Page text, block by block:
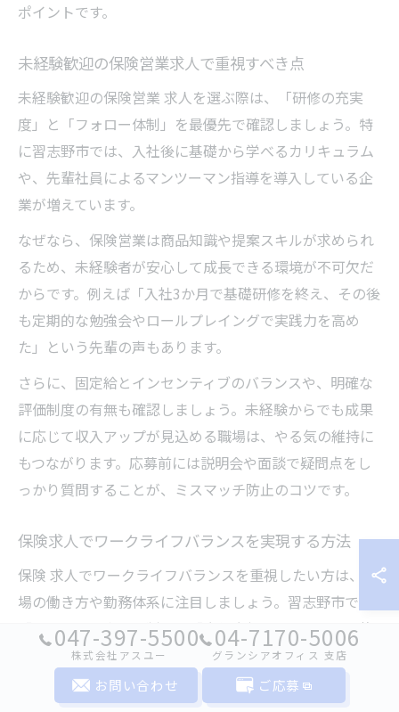
ポイントです。
未経験歓迎の保険営業求人で重視すべき点
未経験歓迎の保険営業 求人を選ぶ際は、「研修の充実
度」と「フォロー体制」を最優先で確認しましょう。特
に習志野市では、入社後に基礎から学べるカリキュラム
や、先輩社員によるマンツーマン指導を導入している企
業が増えています。
なぜなら、保険営業は商品知識や提案スキルが求められ
るため、未経験者が安心して成長できる環境が不可欠だ
からです。例えば「入社3か月で基礎研修を終え、その後
も定期的な勉強会やロールプレイングで実践力を高め
た」という先輩の声もあります。
さらに、固定給とインセンティブのバランスや、明確な
評価制度の有無も確認しましょう。未経験からでも成果
に応じて収入アップが見込める職場は、やる気の維持に
もつながります。応募前には説明会や面談で疑問点をし
っかり質問することが、ミスマッチ防止のコツです。
保険求人でワークライフバランスを実現する方法
保険 求人でワークライフバランスを重視したい方は、職
場の働き方や勤務体系に注目しましょう。習志野市でも
「フレックスタイム制」や「直行直帰可能」など、柔軟
な働き方を導入している営業職が増えています。
その理由は、家庭やプライベートとの両立を希望する人
047-397-5500
株式会社アスユー
04-7170-5006
グランシアオフィス ⽀店
お問い合わせ ご応募